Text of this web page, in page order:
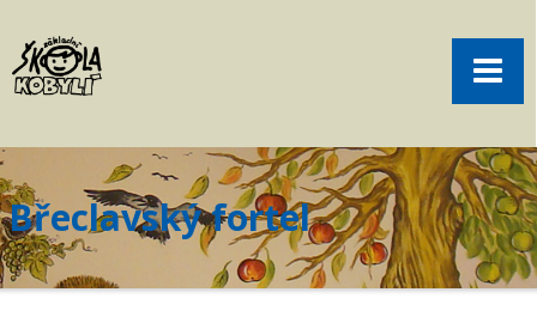
Aktuality
Volný čas
Kontakt
Menu
Břeclavský fortel